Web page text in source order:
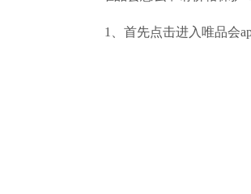
1、首先点击进入唯品会